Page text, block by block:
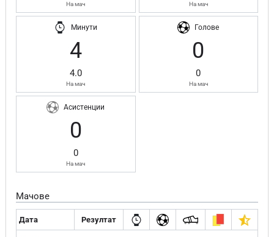
На мач На мач
Минути
4
4.0
На мач
Голове
0
0
На мач
Асистенции
0
0
На мач
Мачове
Дата Резултат